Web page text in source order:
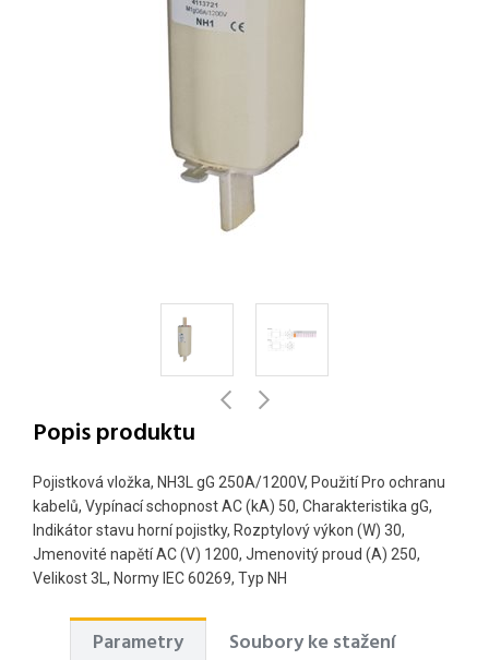
Popis produktu
Pojistková vložka, NH3L gG 250A/1200V, Použití Pro ochranu
kabelů, Vypínací schopnost AC (kA) 50, Charakteristika gG,
Indikátor stavu horní pojistky, Rozptylový výkon (W) 30,
Jmenovité napětí AC (V) 1200, Jmenovitý proud (A) 250,
Velikost 3L, Normy IEC 60269, Typ NH
Parametry
Soubory ke stažení